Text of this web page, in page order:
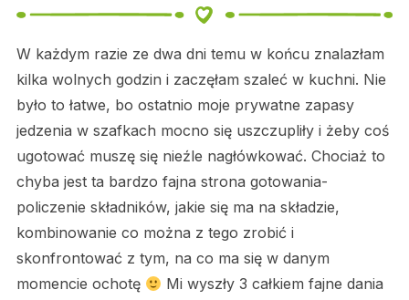
W każdym razie ze dwa dni temu w końcu znalazłam
kilka wolnych godzin i zaczęłam szaleć w kuchni. Nie
było to łatwe, bo ostatnio moje prywatne zapasy
jedzenia w szafkach mocno się uszczupliły i żeby coś
ugotować muszę się nieźle nagłówkować. Chociaż to
chyba jest ta bardzo fajna strona gotowania-
policzenie składników, jakie się ma na składzie,
kombinowanie co można z tego zrobić i
skonfrontować z tym, na co ma się w danym
momencie ochotę
Mi wyszły 3 całkiem fajne dania